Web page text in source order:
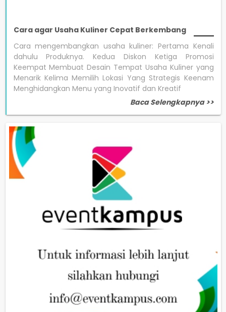
Cara agar Usaha Kuliner Cepat Berkembang
Cara mengembangkan usaha kuliner: Pertama Kenali
dahulu Produknya. Kedua Diskon Ketiga Promosi
Keempat Membuat Desain Tempat Usaha Kuliner yang
Menarik Kelima Memilih Lokasi Yang Strategis Keenam
Menghidangkan Menu yang Inovatif dan Kreatif
Baca Selengkapnya >>